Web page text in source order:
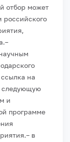
отбор может
российского
–
на
следующую
и
программе
– в